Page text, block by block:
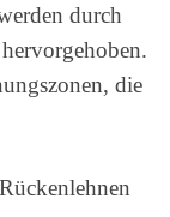
durch
die